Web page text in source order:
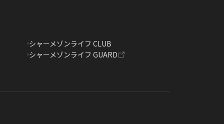
シャーメゾンライフ CLUB
シャーメゾンライフ GUARD